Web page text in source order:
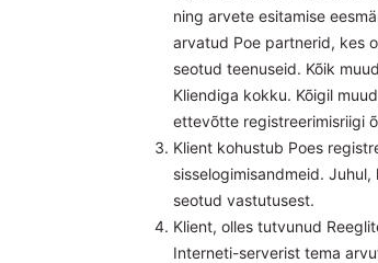
ning arvete esitamise
arvatud Poe partnerid, kes
seotud teenuseid. Kõik
Kliendiga kokku. Kõigil
ettevõtte registreerimisriigi
Klient kohustub Poes
sisselogimisandmeid.
seotud vastutusest.
Klient, olles tutvunud
Interneti-serverist tema